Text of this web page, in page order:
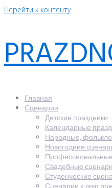
Перейти к контенту
Главная
Сценарии
Детские праздники
Календарные
Народные,
Новогодние
Свадебные
Студенческие